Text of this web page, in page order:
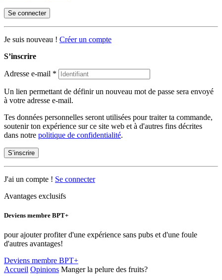
Se connecter
Je suis nouveau ! Créer un compte
S’inscrire
Adresse e-mail *
Un lien permettant de définir un nouveau mot de passe sera envoyé
à votre adresse e-mail.
Tes données personnelles seront utilisées pour traiter ta commande,
soutenir ton expérience sur ce site web et à d'autres fins décrites
dans notre politique de confidentialité.
S’inscrire
J'ai un compte ! Se connecter
Avantages exclusifs
Deviens membre BPT+
pour ajouter profiter d'une expérience sans pubs et d'une foule
d'autres avantages!
Deviens membre BPT+
Accueil Opinions Manger la pelure des fruits?